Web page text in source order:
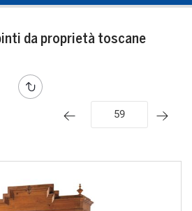
da proprietà toscane